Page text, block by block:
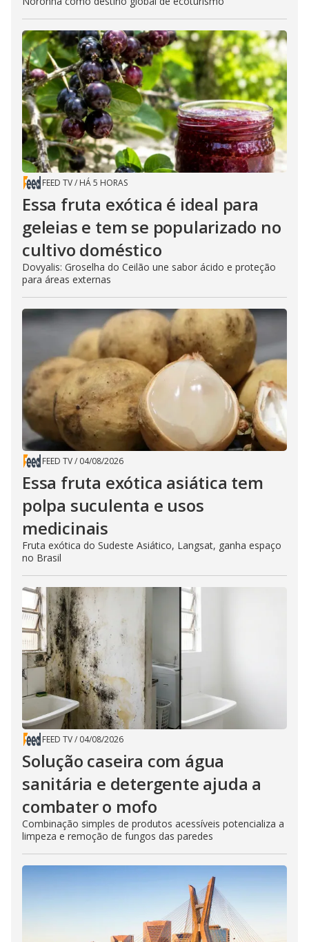
FEED TV/ HÁ 5 HORAS
Essa fruta exótica é ideal para
geleias e tem se popularizado no
cultivo doméstico
Dovyalis: Groselha do Ceilão une sabor ácido e proteção
para áreas externas
FEED TV/ 04/08/2026
Essa fruta exótica asiática tem
polpa suculenta e usos
medicinais
Fruta exótica do Sudeste Asiático, Langsat, ganha espaço
no Brasil
FEED TV/ 04/08/2026
Solução caseira com água
sanitária e detergente ajuda a
combater o mofo
Combinação simples de produtos acessíveis potencializa a
limpeza e remoção de fungos das paredes